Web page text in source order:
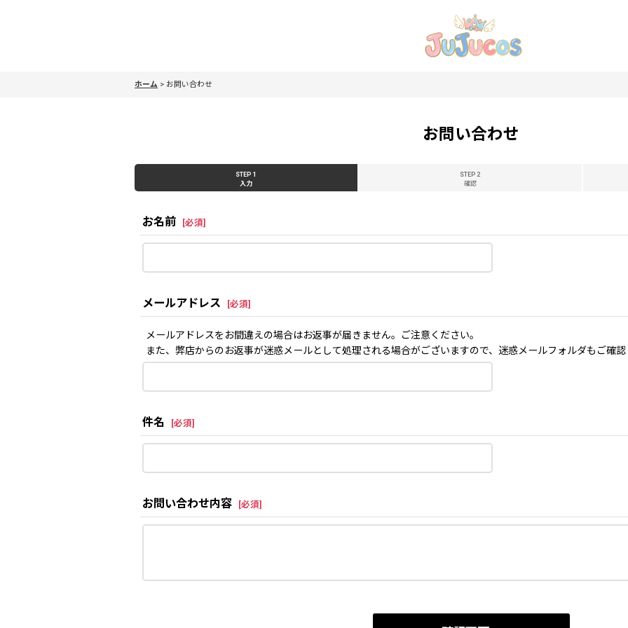
ホーム > お問い合わせ
お問い合わせ
STEP 1
入力
STEP 2
確認
お名前 [必須]
メールアドレス [必須]
メールアドレスをお間違えの場合はお返事が届きません。ご注意ください。
また、弊店からのお返事が迷惑メールとして処理される場合がございますので、迷惑メールフォルダもご確認
件名 [必須]
お問い合わせ内容 [必須]